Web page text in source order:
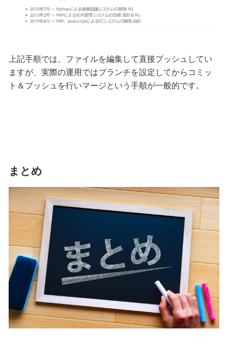
上記手順では、ファイルを編集して直接プッシュしてい
ますが、実際の運用ではブランチを設定してからコミッ
ト＆プッシュを行いマージという手順が一般的です。
まとめ